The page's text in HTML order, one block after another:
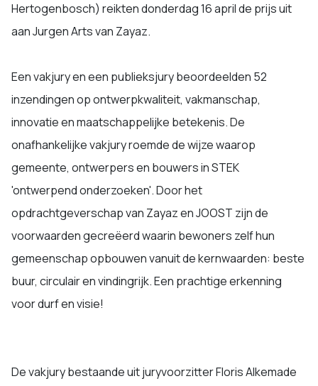
Hertogenbosch) reikten donderdag 16 april de prijs uit
aan Jurgen Arts van Zayaz.
Een vakjury en een publieksjury beoordeelden 52
inzendingen op ontwerpkwaliteit, vakmanschap,
innovatie en maatschappelijke betekenis. De
onafhankelijke vakjury roemde de wijze waarop
gemeente, ontwerpers en bouwers in STEK
'ontwerpend onderzoeken'. Door het
opdrachtgeverschap van Zayaz en JOOST zijn de
voorwaarden gecreëerd waarin bewoners zelf hun
gemeenschap opbouwen vanuit de kernwaarden: beste
buur, circulair en vindingrijk. Een prachtige erkenning
voor durf en visie!
De vakjury bestaande uit juryvoorzitter Floris Alkemade